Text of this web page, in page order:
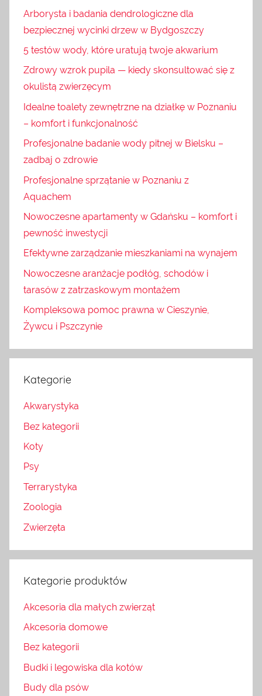
Arborysta i badania dendrologiczne dla
bezpiecznej wycinki drzew w Bydgoszczy
5 testów wody, które uratują twoje akwarium
Zdrowy wzrok pupila — kiedy skonsultować się z
okulistą zwierzęcym
Idealne toalety zewnętrzne na działkę w Poznaniu
– komfort i funkcjonalność
Profesjonalne badanie wody pitnej w Bielsku –
zadbaj o zdrowie
Profesjonalne sprzątanie w Poznaniu z
Aquachem
Nowoczesne apartamenty w Gdańsku – komfort i
pewność inwestycji
Efektywne zarządzanie mieszkaniami na wynajem
Nowoczesne aranżacje podłóg, schodów i
tarasów z zatrzaskowym montażem
Kompleksowa pomoc prawna w Cieszynie,
Żywcu i Pszczynie
Kategorie
Akwarystyka
Bez kategorii
Koty
Psy
Terrarystyka
Zoologia
Zwierzęta
Kategorie produktów
Akcesoria dla małych zwierząt
Akcesoria domowe
Bez kategorii
Budki i legowiska dla kotów
Budy dla psów